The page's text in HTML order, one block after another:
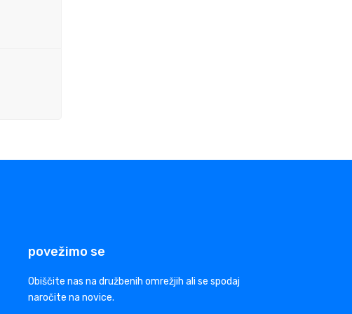
povežimo se
Obiščite nas na družbenih omrežjih ali se spodaj
naročite na novice.